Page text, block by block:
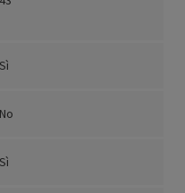
Sì
No
Sì